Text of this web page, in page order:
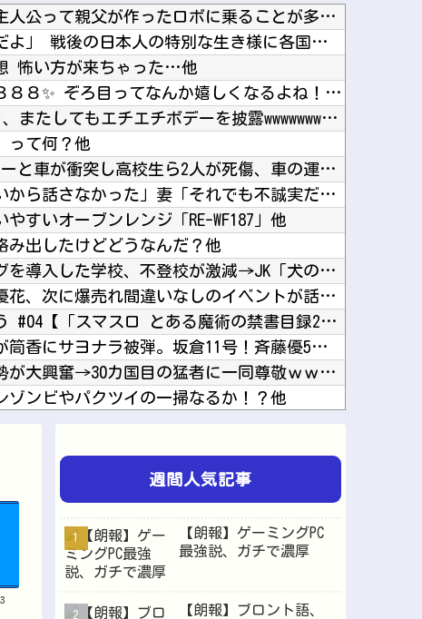
なんでロボットアニメの主人公って親父が作ったロボに乗ることが多いの？他
海外「日本は戦勝国なんだよ」 戦後の日本人の特別な生き様に各国から称賛の声他
怖い方が来ちゃった…他
【にじさんじ】ソフィ「８８８✨ ぞろ目ってなんか嬉しくなるよね！！」他
【画像】TWICE・モモ(30)、またしてもエチエチボデーを披露wwwwwwwwww他
って何？他
高校生2人が乗るスクーターと車が衝突し高校生ら2人が死傷、車の運転手を逮捕他
ひろゆき「出馬する気ないから話さなかった」妻「それでも不誠実だろ」→離婚協議へｗｗｗｗｗ他
すいオーブンレンジ「RE-WF187」他
み出したけどどうなんだ？他
【超朗報】スクールドッグを導入した学校、不登校が激減→JK「犬のために学校行きたくなる」他
【朗報】グラドル・磯部優花、次に爆売れ間違いなしのイベントが話題にｗｗｗｗ他
アカネの回胴でっかいどう #04【「スマスロ とある魔術の禁書目録2」アカネ初 新台実戦!...
カープ〝悪夢〟アドゥワが筒香にサヨナラ被弾。坂倉11号！斉藤優5回2失点！辻遠藤ら0封も高...
【朗報】円高で海外旅行勢が大興奮→30カ国目の猛者に一同尊敬ｗｗｗ他
ゾンビやパクツイの一掃なるか！？他
シナリオが激重だったウマ娘、貼る。他
るんやけど他
週間人気記事
【朗報】ゲーミングPC
最強説、ガチで濃厚
【朗報】ブロント語、